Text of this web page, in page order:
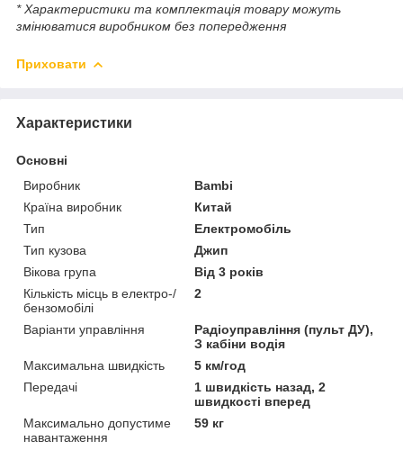
* Характеристики та комплектація товару можуть
змінюватися виробником без попередження
Приховати
Характеристики
Основні
Виробник
Bambi
Країна виробник
Китай
Тип
Електромобіль
Тип кузова
Джип
Вікова група
Від 3 років
Кількість місць в електро-/
бензомобілі
2
Варіанти управління
Радіоуправління (пульт ДУ),
З кабіни водія
Максимальна швидкість
5 км/год
Передачі
1 швидкість назад, 2
швидкості вперед
Максимально допустиме
навантаження
59 кг